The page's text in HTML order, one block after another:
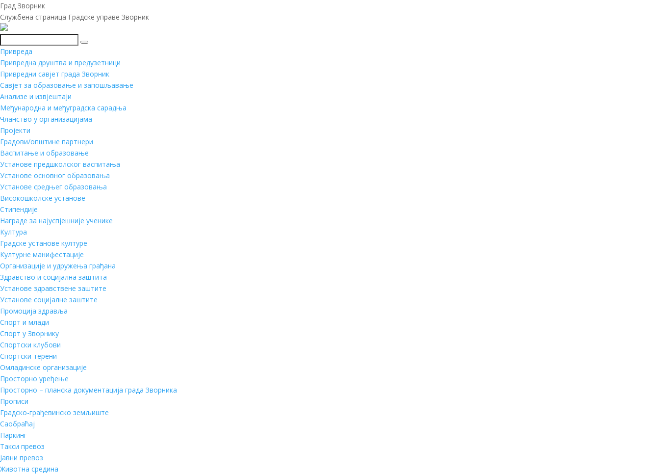
Град Зворник
Службена страница Градске управе Зворник
Претражи
Привреда
Привредна друштва и предузетници
Привредни савјет града Зворник
Савјет за образовање и запошљавање
Анализе и извјештаји
Међународна и међуградска сарадња
Чланство у организацијама
Пројекти
Градови/општине партнери
Васпитање и образовање
Установе предшколског васпитања
Установе основног образовања
Установе средњег образовања
Високошколске установе
Стипендије
Награде за најуспјешније ученике
Култура
Градске установе културе
Културне манифестације
Организације и удружења грађана
Здравство и социјална заштита
Установе здравствене заштите
Установе социјалне заштите
Промоција здравља
Спорт и млади
Спорт у Зворнику
Спортски клубови
Спортски терени
Омладинске организације
Просторно уређење
Просторно – планска документација града Зворника
Прописи
Градско-грађевинско земљиште
Саобраћај
Паркинг
Такси превоз
Јавни превоз
Животна средина